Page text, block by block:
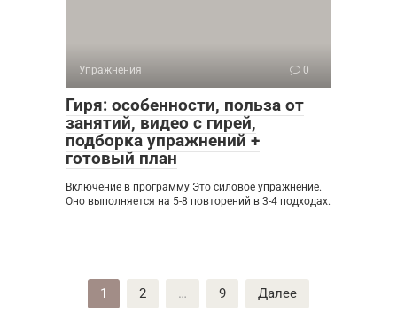
Упражнения 0
Гиря: особенности, польза от
занятий, видео с гирей,
подборка упражнений +
готовый план
Включение в программу Это силовое упражнение.
Оно выполняется на 5-8 повторений в 3-4 подходах.
1 2 … 9 Далее